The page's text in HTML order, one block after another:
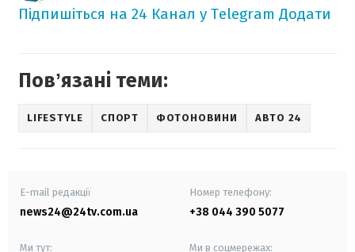
Підпишіться на 24 Канал у Telegram Додати
Повʼязані теми:
LIFESTYLE СПОРТ ФОТОНОВИНИ АВТО 24
E-mail редакції
news24@24tv.com.ua
Номер телефону:
+38 044 390 5077
Ми тут: Ми в соцмережах: